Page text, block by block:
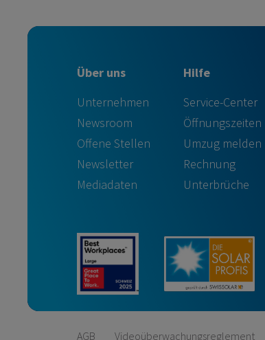
Über uns
Unternehmen
Newsroom
Offene Stellen
Newsletter
Mediadaten
Hilfe
Service-Center
Öffnungszeiten
Umzug melden
Rechnung
Unterbrüche
AGB Videoüberwachungsreglement